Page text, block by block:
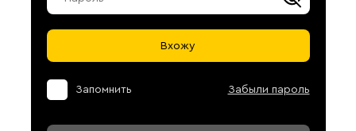
Вхожу
Запомнить Забыли пароль